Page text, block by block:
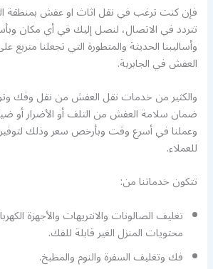
فإن كنت ترغب في نقل اثاث او عفش بمنطقة
تتردد في الاتصال، لنصل إليك في أي مكان
وأساليبنا الحديثة والمتطورة التي تجعلنا متربع
العفش في الجابرية.
والكثير من خدمات نقل العفش من نقل وفك
ضمان سلامة العفش من التلف أو الأضرار أو
وعملنا في أسرع وقت وبأرخص سعر وذلك
للعملاء.
تتكون خدماتنا من:
تغليف الصالونات والانتريهات والأجهزة
محتويات المنزل الغير قابلة للفك.
فك وتغليف السفرة والنوم والمطبخ.